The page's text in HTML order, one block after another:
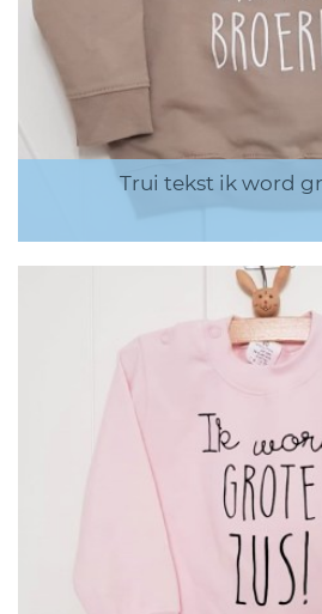
Trui tekst ik word